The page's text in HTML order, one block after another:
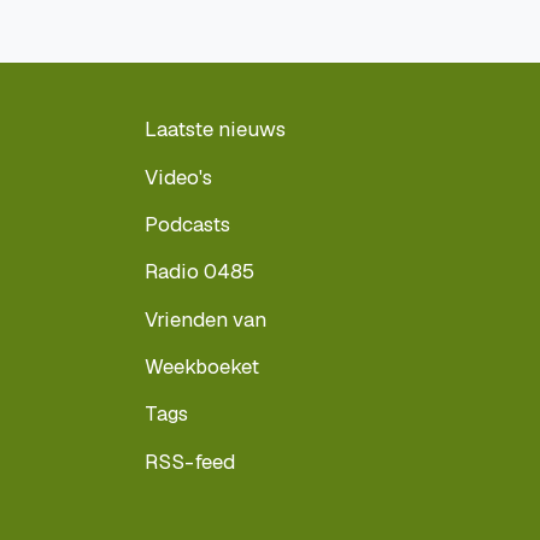
Laatste nieuws
Video's
Podcasts
Radio 0485
Vrienden van
Weekboeket
Tags
RSS-feed